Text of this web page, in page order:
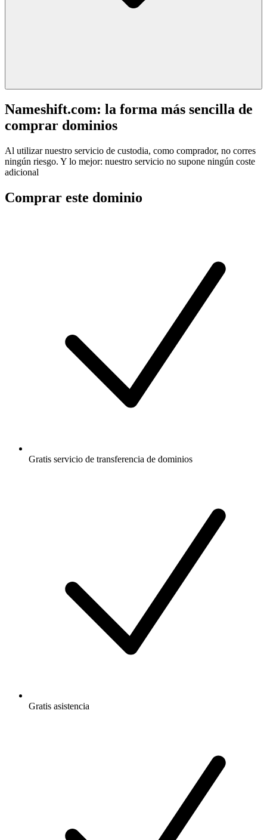
Nameshift.com: la forma más sencilla de
comprar dominios
Al utilizar nuestro servicio de custodia, como comprador, no corres
ningún riesgo. Y lo mejor: nuestro servicio no supone ningún coste
adicional
Comprar este dominio
Gratis servicio de transferencia de dominios
Gratis asistencia